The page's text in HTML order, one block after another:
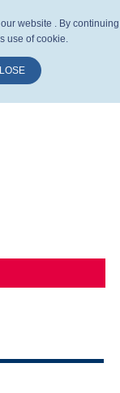
website . By continuing
use of cookie.